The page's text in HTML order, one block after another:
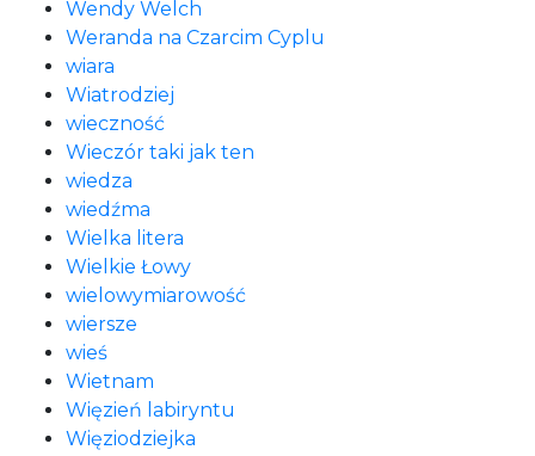
Wendy Welch
Weranda na Czarcim Cyplu
wiara
Wiatrodziej
wieczność
Wieczór taki jak ten
wiedza
wiedźma
Wielka litera
Wielkie Łowy
wielowymiarowość
wiersze
wieś
Wietnam
Więzień labiryntu
Więziodziejka